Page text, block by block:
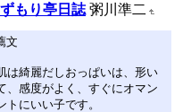
もり亭日誌 粥川準二
文
は綺麗だしおっぱいは、形い
、感度がよく、すぐにオマン
にいい子です。